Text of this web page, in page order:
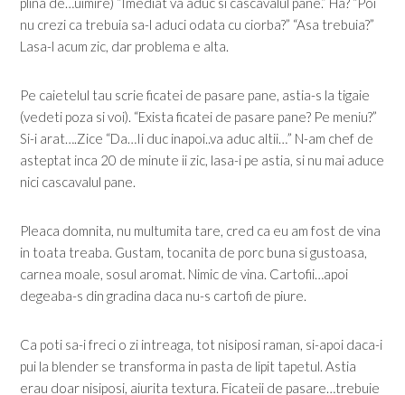
nu crezi ca trebuia sa-l aduci odata cu ciorba?” “Asa trebuia?”
Lasa-l acum zic, dar problema e alta.
Pe caietelul tau scrie ficatei de pasare pane, astia-s la tigaie
(vedeti poza si voi). “Exista ficatei de pasare pane? Pe meniu?”
Si-i arat….Zice “Da…Ii duc inapoi..va aduc altii…” N-am chef de
asteptat inca 20 de minute ii zic, lasa-i pe astia, si nu mai aduce
nici cascavalul pane.
Pleaca domnita, nu multumita tare, cred ca eu am fost de vina
in toata treaba. Gustam, tocanita de porc buna si gustoasa,
carnea moale, sosul aromat. Nimic de vina. Cartofii…apoi
degeaba-s din gradina daca nu-s cartofi de piure.
Ca poti sa-i freci o zi intreaga, tot nisiposi raman, si-apoi daca-i
pui la blender se transforma in pasta de lipit tapetul. Astia
erau doar nisiposi, aiurita textura. Ficateii de pasare…trebuie